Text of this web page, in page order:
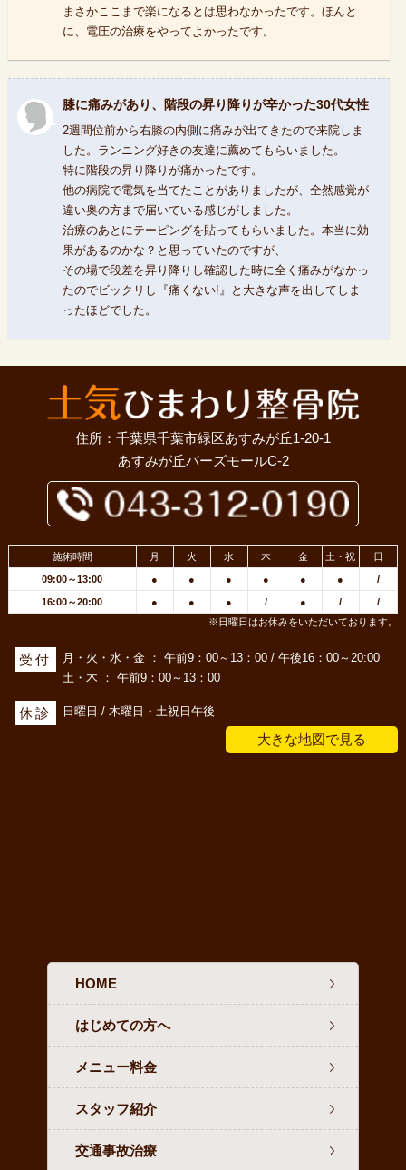
まさかここまで楽になるとは思わなかったです。ほんと
に、電圧の治療をやってよかったです。
膝に痛みがあり、階段の昇り降りが辛かった30代女性
2週間位前から右膝の内側に痛みが出てきたので来院しま
した。ランニング好きの友達に薦めてもらいました。
特に階段の昇り降りが痛かったです。
他の病院で電気を当てたことがありましたが、全然感覚が
違い奥の方まで届いている感じがしました。
治療のあとにテーピングを貼ってもらいました。本当に効
果があるのかな？と思っていたのですが、
その場で段差を昇り降りし確認した時に全く痛みがなかっ
たのでビックリし『痛くない!』と大きな声を出してしま
ったほどでした。
住所：千葉県千葉市緑区あすみが丘1-20-1
あすみが丘バーズモールC-2
施術時間 月 火 水 木 金 土・祝 日
09:00～13:00 ● ● ● ● ● ● /
16:00～20:00 ● ● ● / ● /
/
※日曜日はお休みをいただいております。
受付
月・火・水・金 ： 午前9：00～13：00 / 午後16：00～20:00
土・木 ： 午前9：00～13：00
休診 日曜日 / 木曜日・土祝日午後
大きな地図で見る
HOME
はじめての方へ
メニュー料金
スタッフ紹介
交通事故治療